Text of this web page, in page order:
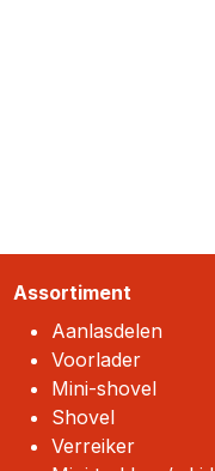
Assortiment
Aanlasdelen
Voorlader
Mini-shovel
Shovel
Verreiker